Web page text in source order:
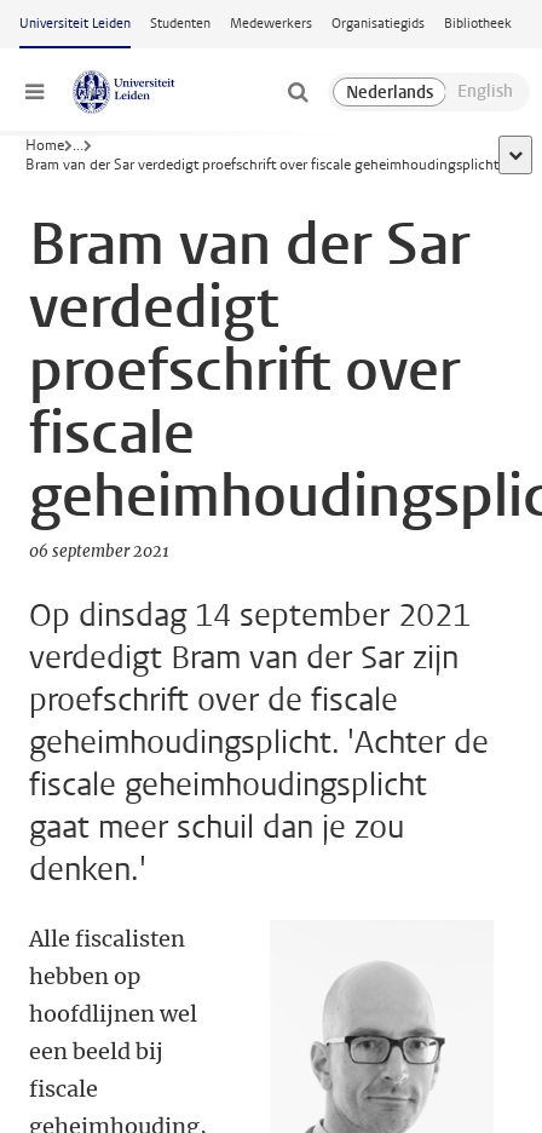
Ga naar hoofdinhoud
Universiteit Leiden Studenten Medewerkers Organisatiegids Bibliotheek
Menu
Home ...
Bram van der Sar verdedigt proefschrift over fiscale geheimhoudingsplicht toon
Bram van der Sar
verdedigt
proefschrift over
fiscale
06 september 2021
Op dinsdag 14 september 2021
verdedigt Bram van der Sar zijn
proefschrift over de fiscale
geheimhoudingsplicht. 'Achter de
fiscale geheimhoudingsplicht
gaat meer schuil dan je zou
denken.'
Alle fiscalisten
hebben op
hoofdlijnen wel
een beeld bij
fiscale
geheimhouding,